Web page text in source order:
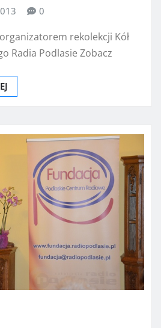
0
rekolekcji Kół
Radia Podlasie Zobacz